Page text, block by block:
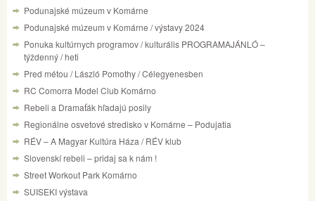
Podunajské múzeum v Komárne
Podunajské múzeum v Komárne / výstavy 2024
Ponuka kultúrnych programov / kulturális PROGRAMAJÁNLÓ –
týždenný / heti
Pred métou / László Pomothy / Célegyenesben
RC Comorra Model Club Komárno
Rebeli a Dramaťák hľadajú posily
Regionálne osvetové stredisko v Komárne – Podujatia
RÉV – A Magyar Kultúra Háza / RÉV klub
Slovenskí rebeli – pridaj sa k nám !
Street Workout Park Komárno
SUISEKI výstava